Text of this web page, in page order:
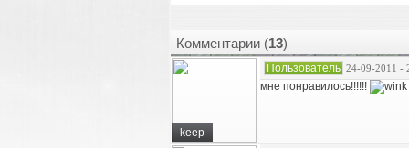
Комментарии (13)
keep
Пользователь 24-09-2011 -
мне понравилось!!!!!!